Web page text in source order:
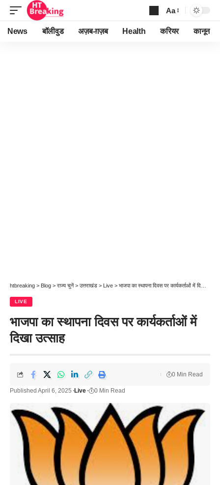
Font
Resizer
Aa
News बॉलीवुड अज़ब-ग़ज़ब Health करियर कानून
htbreaking > Blog > राज्य चुनें > उत्तराखंड > Live > भाजपा का स्थापना दिवस पर कार्यकर्ताओं में दिखा उत्साह
LIVE
भाजपा का स्थापना दिवस पर कार्यकर्ताओं में
दिखा उत्साह
Published April 6, 2025 Live 0 Min Read
0 Min Read